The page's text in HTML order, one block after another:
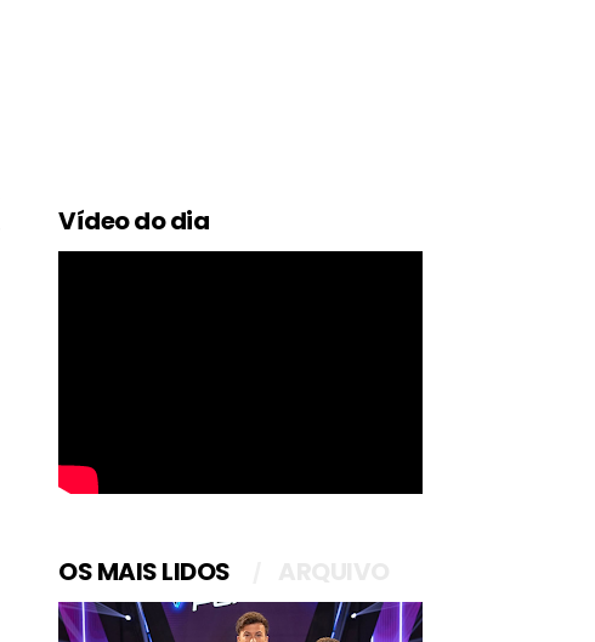
Vídeo do dia
OS MAIS LIDOS